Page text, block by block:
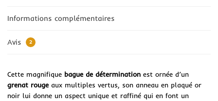
Informations complémentaires
Avis 2
Cette magnifique bague de détermination est ornée d’un
grenat rouge aux multiples vertus, son anneau en plaqué or
noir lui donne un aspect unique et raffiné qui en font un